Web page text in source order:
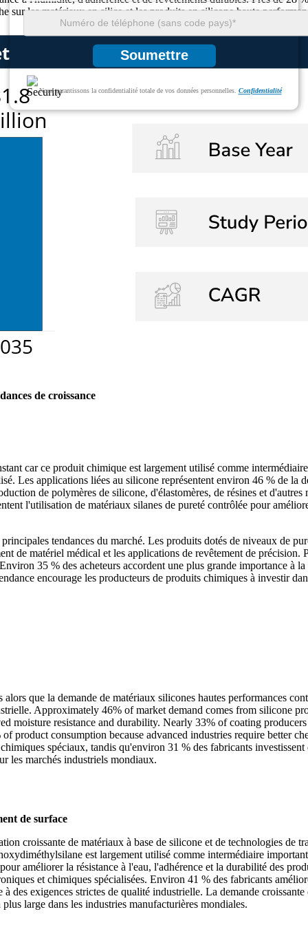
Soumettre
Nous garantissons la confidentialité totale de vos données personnelles. Confidentialité
sur les matériaux en silice et les produits en silicone haute
de croissance
car ce produit chimique est largement utilisé comme
Les applications liées au silicone représentent environ 46 % de
de polymères de silicone, d'élastomères, de résines et
l'utilisation de matériaux silanes de pureté contrôlée pour
tendances du marché. Les produits dotés de niveaux de
de matériel médical et les applications de revêtement de
35 % des acheteurs accordent une plus grande importance à
encourage les producteurs de produits chimiques à investir
que la demande de matériaux silicones hautes performances
Approximately 46% of market demand comes from silicone
moisture resistance and durability. Nearly 33% of coating
consumption because advanced industries require better
spéciaux, tandis qu'environ 31 % des fabricants
les marchés industriels mondiaux.
de surface
croissante de matériaux à base de silicone et de technologies de
est largement utilisé comme intermédiaire
améliorer la résistance à l'eau, l'adhérence et la durabilité des
et chimiques spécialisées. Environ 41 % des fabricants
des exigences strictes de qualité industrielle. La demande
large dans les industries manufacturières mondiales.